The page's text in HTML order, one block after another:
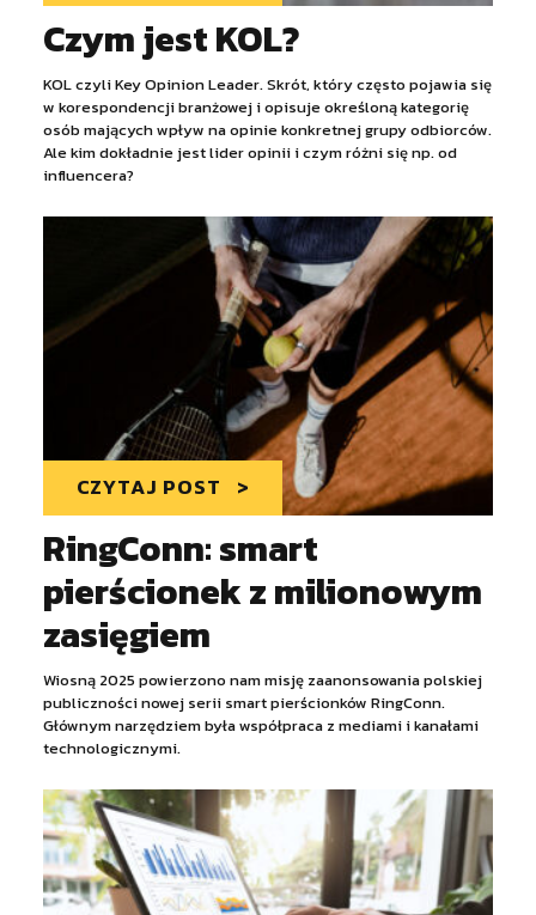
Czym jest KOL?
KOL czyli Key Opinion Leader. Skrót, który często pojawia się
w korespondencji branżowej i opisuje określoną kategorię
osób mających wpływ na opinie konkretnej grupy odbiorców.
Ale kim dokładnie jest lider opinii i czym różni się np. od
influencera?
CZYTAJ POST
RingConn: smart
pierścionek z milionowym
zasięgiem
Wiosną 2025 powierzono nam misję zaanonsowania polskiej
publiczności nowej serii smart pierścionków RingConn.
Głównym narzędziem była współpraca z mediami i kanałami
technologicznymi.